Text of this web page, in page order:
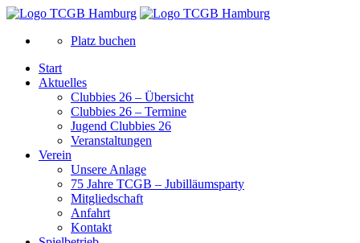
Platz buchen
Start
Aktuelles
Clubbies 26 – Übersicht
Clubbies 26 – Termine
Jugend Clubbies 26
Veranstaltungen
Verein
Unsere Anlage
75 Jahre TCGB – Jubilläumsparty
Mitgliedschaft
Anfahrt
Kontakt